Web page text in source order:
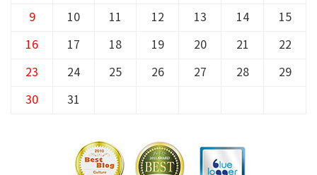
9 10 11 12 13 14 15
16 17 18 19 20 21 22
23 24 25 26 27 28 29
30 31